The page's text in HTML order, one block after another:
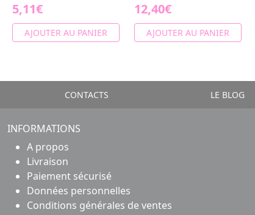
5,11€
AJOUTER AU PANIER
12,40€
AJOUTER AU PANIER
CONTACTS LE BLOG
INFORMATIONS
A propos
Livraison
Paiement sécurisé
Données personnelles
Conditions générales de ventes